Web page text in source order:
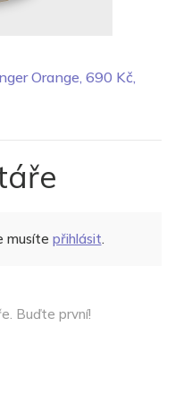
Orange, 690 Kč,
musíte přihlásit.
Buďte první!